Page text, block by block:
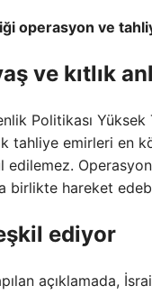
operasyon ve
ve kıtlık
Politikası
tahliye emirleri en
birlikte hareket
ediyor
açıklamada,